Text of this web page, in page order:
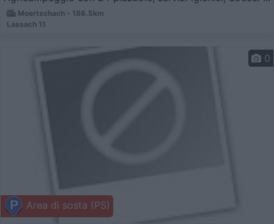
Moertschach - 186.5km
Lassach 11
Area di sosta (PS)
0